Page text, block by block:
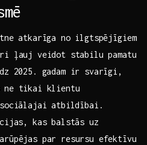
atkarīga no ‌ilgtspējīgiem
ļauj veidot stabilu pamatu
‌2025. gadam ir svarīgi,
ne tikai klientu⁣
​atbildībai.
kas balstās uz⁢
par resursu efektīvu